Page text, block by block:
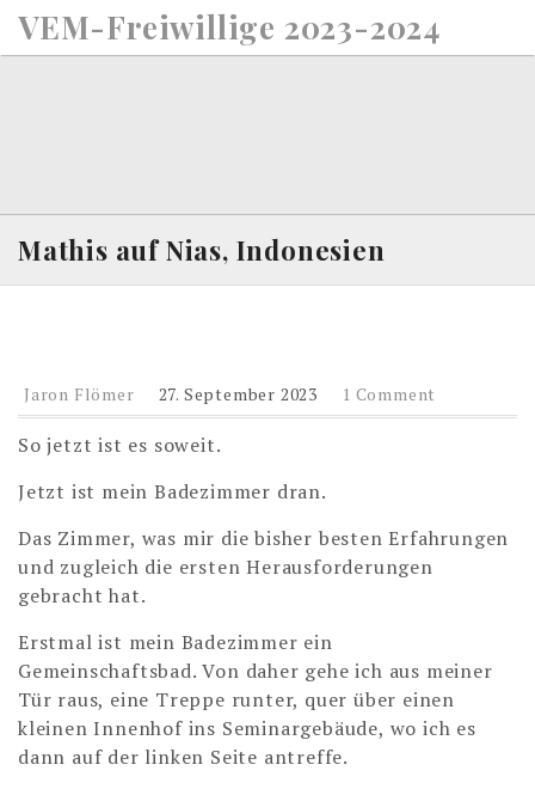
o
VEM-Freiwillige 2023-2024
Mathis auf Nias, Indonesien
Jaron Flömer 27. September 2023 1 Comment
So jetzt ist es soweit.
Jetzt ist mein Badezimmer dran.
Das Zimmer, was mir die bisher besten Erfahrungen
und zugleich die ersten Herausforderungen
gebracht hat.
Erstmal ist mein Badezimmer ein
Gemeinschaftsbad. Von daher gehe ich aus meiner
Tür raus, eine Treppe runter, quer über einen
kleinen Innenhof ins Seminargebäude, wo ich es
dann auf der linken Seite antreffe.